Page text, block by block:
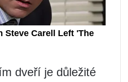
dveří je důležité